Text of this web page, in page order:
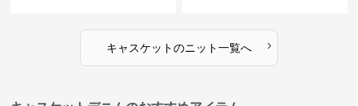
キャスケットのニット一覧へ ›